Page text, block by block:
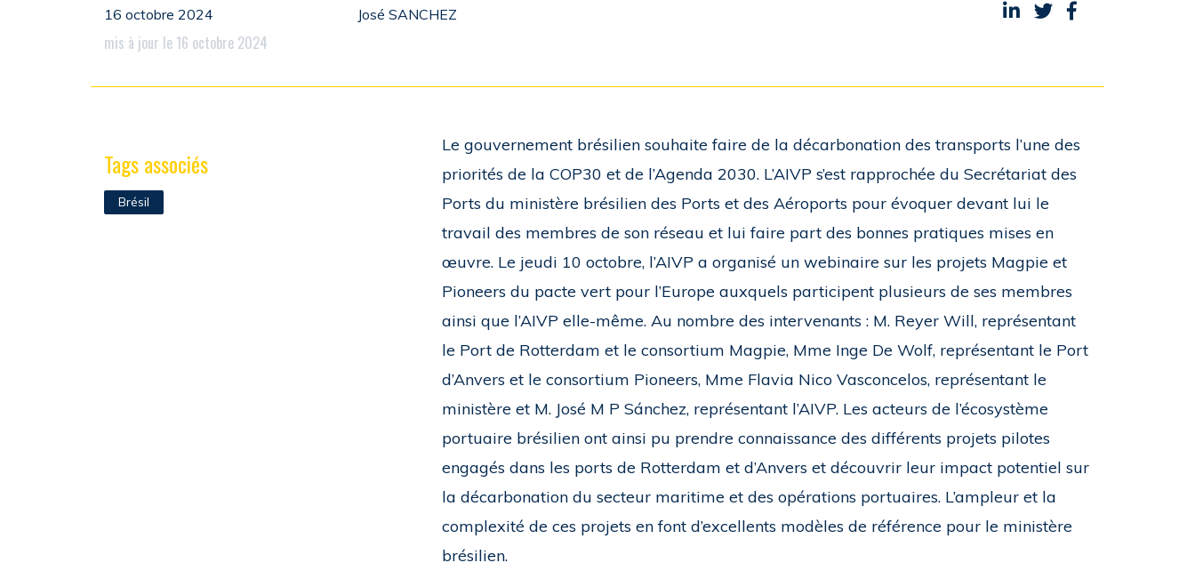
16 octobre 2024
mis à jour le 16 octobre 2024
José SANCHEZ Partager sur LinkedIn
Partager sur Twitter
Partager sur
Le gouvernement brésilien souhaite faire de la décarbonation des transports l’une des
priorités de la COP30 et de l’Agenda 2030. L’AIVP s’est rapprochée du Secrétariat des
Ports du ministère brésilien des Ports et des Aéroports pour évoquer devant lui le
travail des membres de son réseau et lui faire part des bonnes pratiques mises en
œuvre. Le jeudi 10 octobre, l’AIVP a organisé un webinaire sur les projets Magpie et
Pioneers du pacte vert pour l’Europe auxquels participent plusieurs de ses membres
ainsi que l’AIVP elle-même. Au nombre des intervenants : M. Reyer Will, représentant
le Port de Rotterdam et le consortium Magpie, Mme Inge De Wolf, représentant le Port
d’Anvers et le consortium Pioneers, Mme Flavia Nico Vasconcelos, représentant le
ministère et M. José M P Sánchez, représentant l’AIVP. Les acteurs de l’écosystème
portuaire brésilien ont ainsi pu prendre connaissance des différents projets pilotes
engagés dans les ports de Rotterdam et d’Anvers et découvrir leur impact potentiel sur
la décarbonation du secteur maritime et des opérations portuaires. L’ampleur et la
complexité de ces projets en font d’excellents modèles de référence pour le ministère
brésilien.
Tags associés
Brésil